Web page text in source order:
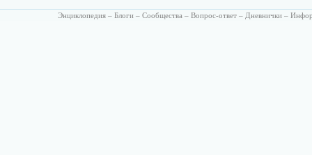
Энциклопедия – Блоги – Сообщества – Вопрос-ответ – Дневнички –